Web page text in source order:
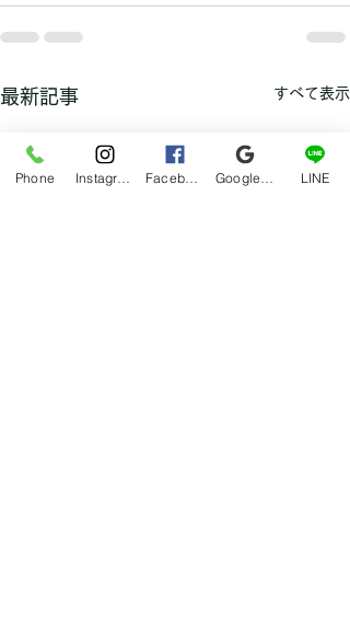
最新記事 すべて表示
Phone LINE